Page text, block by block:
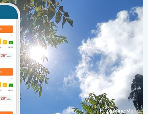
Ondanks aangename lucht. . . zaterdag